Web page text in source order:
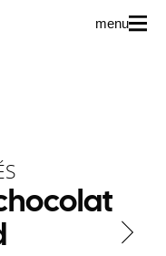
menu